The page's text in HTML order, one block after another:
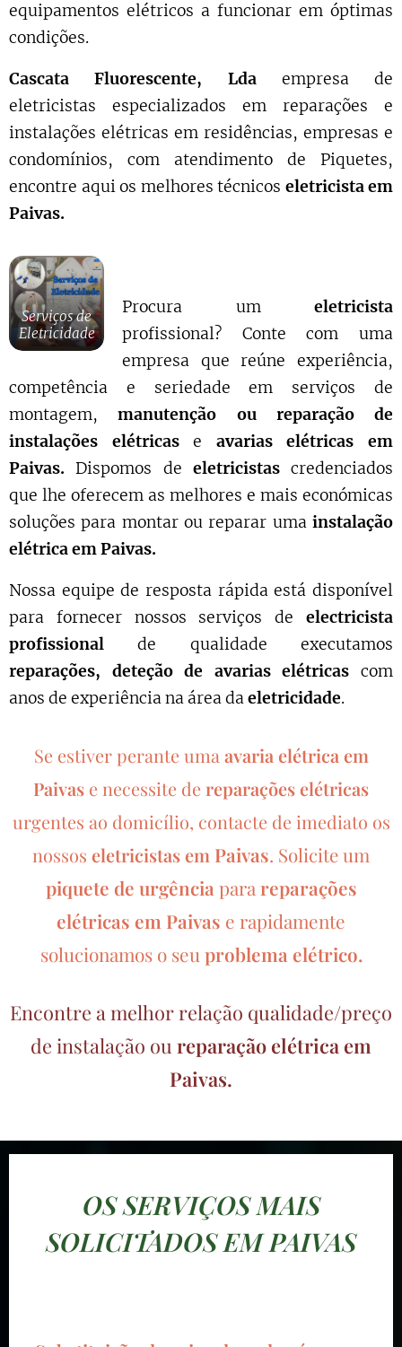
equipamentos elétricos a funcionar em óptimas
condições.
Cascata Fluorescente, Ldaempresa de
eletricistas especializados em reparações e
instalações elétricas em residências, empresas e
condomínios, com atendimento de Piquetes,
encontre aqui os melhores técnicos eletricista em
Paivas.
Serviços de
Eletricidade
Procura um eletricista
profissional? Conte com uma
empresa que reúne experiência,
competência e seriedade em serviços de
montagem,manutenção ou reparação de
instalações elétricase avarias elétricas em
Paivas. Dispomos de eletricistascredenciados
que lhe oferecem as melhores e mais económicas
soluções para montar ou reparar uma instalação
elétrica emPaivas.
Nossa equipe de resposta rápida está disponível
para fornecer nossos serviços de electricista
profissional de qualidade executamos
reparações, deteção de avarias elétricas com
anos de experiência na área daeletricidade.
Se estiver perante uma avaria elétrica em
Paivas e necessite de reparações elétricas
urgentes ao domicílio, contacte de imediato os
nossos eletricistas em Paivas. Solicite um
piquete de urgência para reparações
elétricas em Paivas e rapidamente
solucionamos o seu problema elétrico.
Encontre a melhor relação qualidade/preço
de instalação ou reparação elétrica em
Paivas.
OS SERVIÇOS MAIS
SOLICITADOS EM PAIVAS